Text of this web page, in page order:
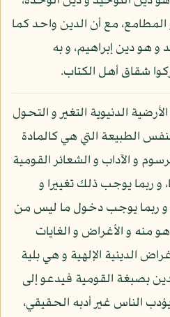
مع أن الدين واحد كما
و هو دين إبراهيم، و به
شقاق أهل الكتاب.
الدنيوية التغير و التحول
الطبيعة التي هي كالمادة
و الآداب و الشعائر القومية
و ربما يوجب ذلك تغييرا و
و ربما يوجب دخول ما ليس من
منه و الأغراض و الغايات
الدينية الإلهية و هي بلية
بصبغة القومية فيدعو إلى
الناس غير أدبه الحقيقي،